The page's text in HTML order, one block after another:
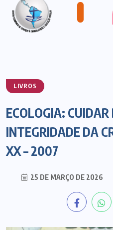
LIVROS
ECOLOGIA:
INTEGRIDADE DA
XX – 2007
25 DE MARÇO DE 2026